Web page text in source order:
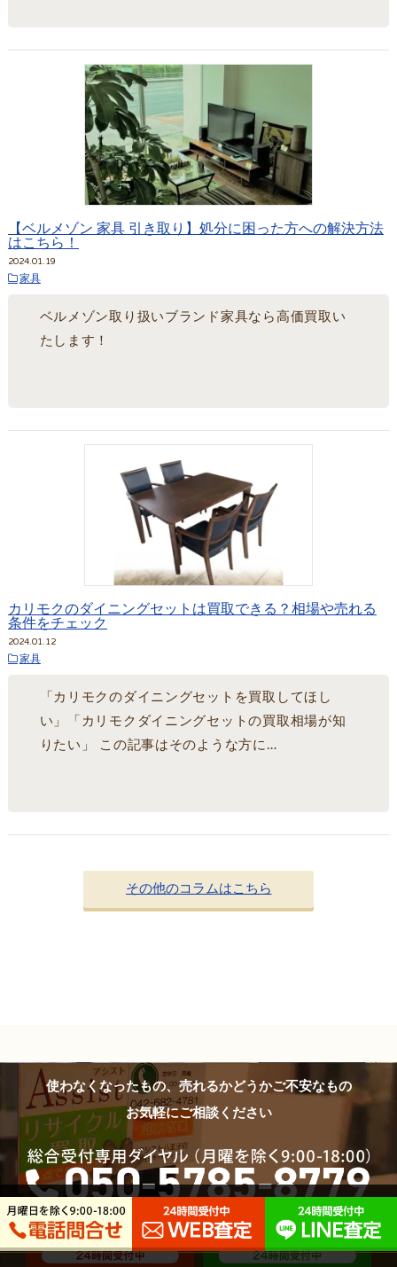
【ベルメゾン 家具 引き取り】処分に困った方への解決方法
はこちら！
2024.01.19
家具
ベルメゾン取り扱いブランド家具なら高価買取い
たします！
カリモクのダイニングセットは買取できる？相場や売れる
条件をチェック
2024.01.12
家具
「カリモクのダイニングセットを買取してほし
い」「カリモクダイニングセットの買取相場が知
りたい」 この記事はそのような方に…
その他のコラムはこちら
使わなくなったもの、売れるかどうかご不安なもの
お気軽にご相談ください